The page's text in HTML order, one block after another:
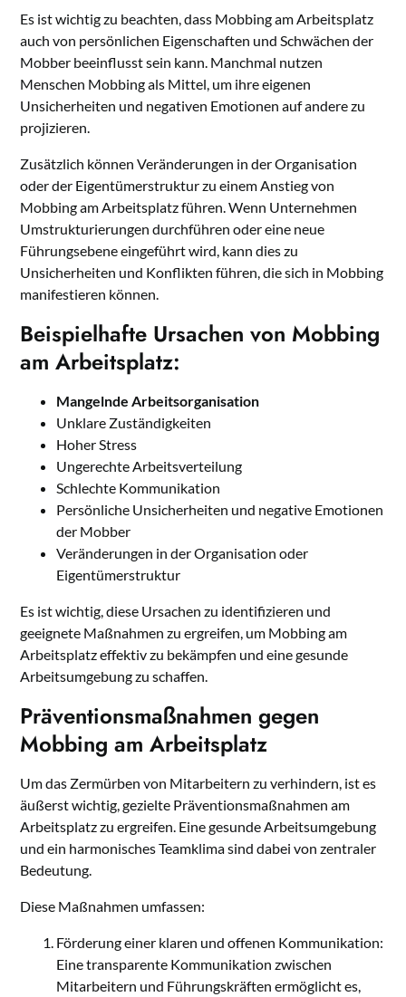
Es ist wichtig zu beachten, dass Mobbing am Arbeitsplatz
auch von persönlichen Eigenschaften und Schwächen der
Mobber beeinflusst sein kann. Manchmal nutzen
Menschen Mobbing als Mittel, um ihre eigenen
Unsicherheiten und negativen Emotionen auf andere zu
projizieren.
Zusätzlich können Veränderungen in der Organisation
oder der Eigentümerstruktur zu einem Anstieg von
Mobbing am Arbeitsplatz führen. Wenn Unternehmen
Umstrukturierungen durchführen oder eine neue
Führungsebene eingeführt wird, kann dies zu
Unsicherheiten und Konflikten führen, die sich in Mobbing
manifestieren können.
Beispielhafte Ursachen von Mobbing
am Arbeitsplatz:
Mangelnde Arbeitsorganisation
Unklare Zuständigkeiten
Hoher Stress
Ungerechte Arbeitsverteilung
Schlechte Kommunikation
Persönliche Unsicherheiten und negative Emotionen
der Mobber
Veränderungen in der Organisation oder
Eigentümerstruktur
Es ist wichtig, diese Ursachen zu identifizieren und
geeignete Maßnahmen zu ergreifen, um Mobbing am
Arbeitsplatz effektiv zu bekämpfen und eine gesunde
Arbeitsumgebung zu schaffen.
Präventionsmaßnahmen gegen
Mobbing am Arbeitsplatz
Um das Zermürben von Mitarbeitern zu verhindern, ist es
äußerst wichtig, gezielte Präventionsmaßnahmen am
Arbeitsplatz zu ergreifen. Eine gesunde Arbeitsumgebung
und ein harmonisches Teamklima sind dabei von zentraler
Bedeutung.
Diese Maßnahmen umfassen:
Förderung einer klaren und offenen Kommunikation:
Eine transparente Kommunikation zwischen
Mitarbeitern und Führungskräften ermöglicht es,